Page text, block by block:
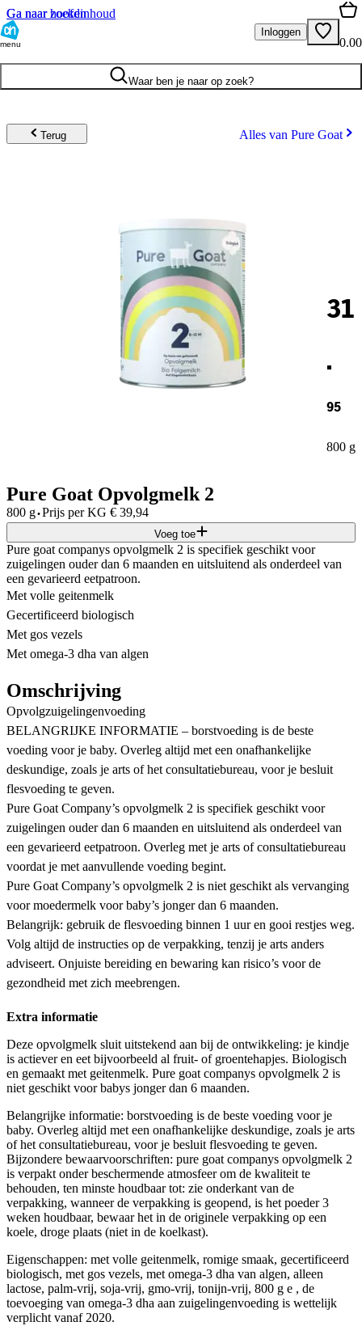
Ga naar hoofdinhoud
Ga naar zoeken
menu
Inloggen
0.00
Waar ben je naar op zoek?
Terug Alles van Pure Goat
31
.
95
800 g
Pure Goat Opvolgmelk 2
800 g·Prijs per KG € 39,94
Voeg toe
Pure goat companys opvolgmelk 2 is specifiek geschikt voor
zuigelingen ouder dan 6 maanden en uitsluitend als onderdeel van
een gevarieerd eetpatroon.
Met volle geitenmelk
Gecertificeerd biologisch
Met gos vezels
Met omega-3 dha van algen
Omschrijving
Opvolgzuigelingenvoeding
BELANGRIJKE INFORMATIE – borstvoeding is de beste
voeding voor je baby. Overleg altijd met een onafhankelijke
deskundige, zoals je arts of het consultatiebureau, voor je besluit
flesvoeding te geven.
Pure Goat Company’s opvolgmelk 2 is specifiek geschikt voor
zuigelingen ouder dan 6 maanden en uitsluitend als onderdeel van
een gevarieerd eetpatroon. Overleg met je arts of consultatiebureau
voordat je met aanvullende voeding begint.
Pure Goat Company’s opvolgmelk 2 is niet geschikt als vervanging
voor moedermelk voor baby’s jonger dan 6 maanden.
Belangrijk: gebruik de flesvoeding binnen 1 uur en gooi restjes weg.
Volg altijd de instructies op de verpakking, tenzij je arts anders
adviseert. Onjuiste bereiding en bewaring kan risico’s voor de
gezondheid met zich meebrengen.
Extra informatie
Deze opvolgmelk sluit uitstekend aan bij de ontwikkeling: je kindje
is actiever en eet bijvoorbeeld al fruit- of groentehapjes. Biologisch
en gemaakt met geitenmelk. Pure goat companys opvolgmelk 2 is
niet geschikt voor babys jonger dan 6 maanden.
Belangrijke informatie: borstvoeding is de beste voeding voor je
baby. Overleg altijd met een onafhankelijke deskundige, zoals je arts
of het consultatiebureau, voor je besluit flesvoeding te geven.
Bijzondere bewaarvoorschriften: pure goat companys opvolgmelk 2
is verpakt onder beschermende atmosfeer om de kwaliteit te
behouden, ten minste houdbaar tot: zie onderkant van de
verpakking, wanneer de verpakking is geopend, is het poeder 3
weken houdbaar, bewaar het in de originele verpakking op een
koele, droge plaats (niet in de koelkast).
Eigenschappen: met volle geitenmelk, romige smaak, gecertificeerd
biologisch, met gos vezels, met omega-3 dha van algen, alleen
lactose, palm-vrij, soja-vrij, gmo-vrij, tonijn-vrij, 800 g e , de
toevoeging van omega-3 dha aan zuigelingenvoeding is wettelijk
verplicht vanaf 2020.